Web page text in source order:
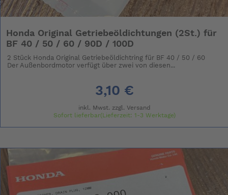
Honda Original Getriebeöldichtungen (2St.) für
BF 40 / 50 / 60 / 90D / 100D
2 Stück Honda Original Getriebeöldichtring für BF 40 / 50 / 60
Der Außenbordmotor verfügt über zwei von diesen...
3,10 €
inkl. Mwst. zzgl. Versand
Sofort lieferbar(Lieferzeit: 1-3 Werktage)